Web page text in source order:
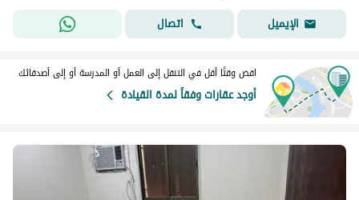
الإيميل
اتصال
اقض وقتًا أقل في التنقل إلى العمل أو المدرسة أو إلى أصدقائك
أوجد عقارات وفقاً لمدة القيادة